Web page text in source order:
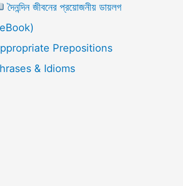
দৈনন্দিন জীবনের প্রয়োজনীয় ডায়লগ
Prepositions
& Idioms